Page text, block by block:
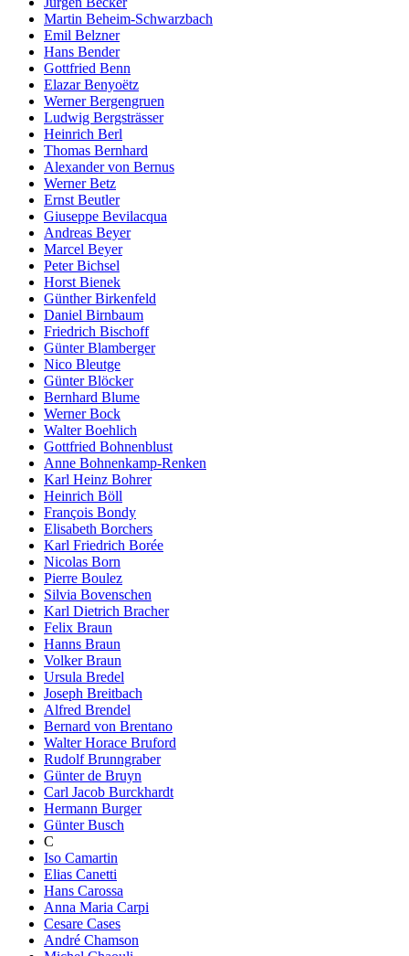
Martin Beheim-Schwarzbach
Emil Belzner
Hans Bender
Gottfried Benn
Elazar Benyoëtz
Werner Bergengruen
Ludwig Bergsträsser
Heinrich Berl
Thomas Bernhard
Alexander von Bernus
Werner Betz
Ernst Beutler
Giuseppe Bevilacqua
Andreas Beyer
Marcel Beyer
Peter Bichsel
Horst Bienek
Günther Birkenfeld
Daniel Birnbaum
Friedrich Bischoff
Günter Blamberger
Nico Bleutge
Günter Blöcker
Bernhard Blume
Werner Bock
Walter Boehlich
Gottfried Bohnenblust
Anne Bohnenkamp-Renken
Karl Heinz Bohrer
Heinrich Böll
François Bondy
Elisabeth Borchers
Karl Friedrich Borée
Nicolas Born
Pierre Boulez
Silvia Bovenschen
Karl Dietrich Bracher
Felix Braun
Hanns Braun
Volker Braun
Ursula Bredel
Joseph Breitbach
Alfred Brendel
Bernard von Brentano
Walter Horace Bruford
Rudolf Brunngraber
Günter de Bruyn
Carl Jacob Burckhardt
Hermann Burger
Günter Busch
C
Iso Camartin
Elias Canetti
Hans Carossa
Anna Maria Carpi
Cesare Cases
André Chamson